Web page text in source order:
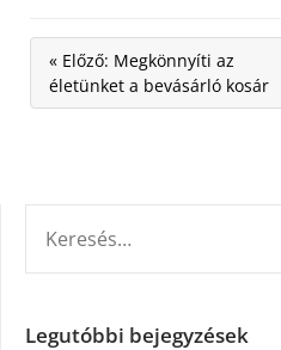
« Előző: Megkönnyíti az
életünket a bevásárló kosár
Legutóbbi bejegyzések